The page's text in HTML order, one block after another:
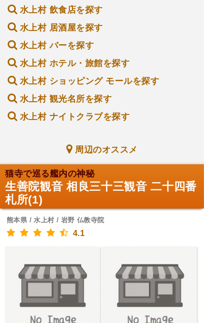
水上村 飲食店を探す
水上村 居酒屋を探す
水上村 バーを探す
水上村 ホテル・旅館を探す
水上村 ショッピング モールを探す
水上村 観光名所を探す
水上村 ナイトクラブを探す
周辺のオススメ
猫寺で巡る艦内の神秘
生善院観音 相良三十三観音 二十四番
札所(1)
熊本県 / 水上村 / 岩野 仏教寺院
4.1